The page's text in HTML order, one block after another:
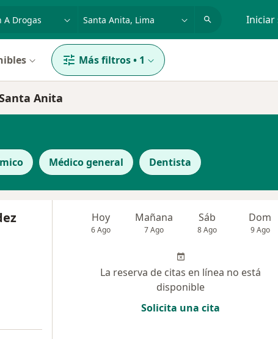
enfermedad o nombre Iniciar
Más filtros• 1
Anita
Médico general Dentista
Hoy
6 Ago
Mañana
7 Ago
Sáb
8 Ago
Dom
9 Ago
La reserva de citas en línea no está
disponible
Solicita una cita